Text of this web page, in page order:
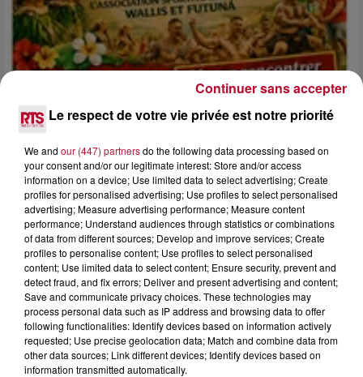
4 août 2026
FÊTE DE LA POLYNÉSIE À VILLEVEYRAC
Le respect de votre vie privée est notre priorité
We and our (447) partnersdo the following data processing based on
your consent and/or our legitimate interest: Store and/or access
information on a device; Use limited data to select advertising; Create
profiles for personalised advertising; Use profiles to select personalised
advertising; Measure advertising performance; Measure content
performance; Understand audiences through statistics or combinations
of data from different sources; Develop and improve services; Create
profiles to personalise content; Use profiles to select personalised
content; Use limited data to select content; Ensure security, prevent and
detect fraud, and fix errors; Deliver and present advertising and content;
Save and communicate privacy choices. These technologies may
process personal data such as IP address and browsing data to offer
following functionalities: Identify devices based on information actively
requested; Use precise geolocation data; Match and combine data from
other data sources; Link different devices; Identify devices based on
information transmitted automatically.
Continuer sans accepter